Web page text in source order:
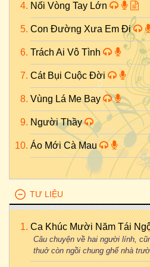
Nối Vòng Tay Lớn
Con Đường Xưa Em Đi
Trách Ai Vô Tình
Cát Bụi Cuộc Đời
Vùng Lá Me Bay
Người Thầy
Áo Mới Cà Mau
TƯ LIỆU
Ca Khúc Mười Năm Tái
Câu chuyện về hai người lính,
thuở còn ngồi chung ghế nhà